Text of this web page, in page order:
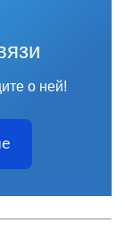
о ней!